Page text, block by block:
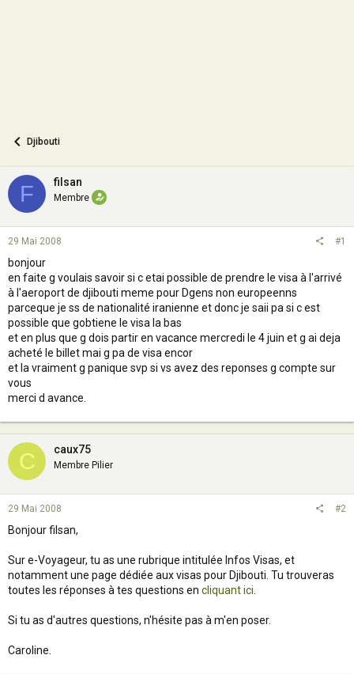
Djibouti
F filsan
Membre
29 Mai 2008 #1
bonjour
en faite g voulais savoir si c etai possible de prendre le visa à l'arrivé
à l'aeroport de djibouti meme pour Dgens non europeenns
parceque je ss de nationalité iranienne et donc je saii pa si c est
possible que gobtiene le visa la bas
et en plus que g dois partir en vacance mercredi le 4 juin et g ai deja
acheté le billet mai g pa de visa encor
et la vraiment g panique svp si vs avez des reponses g compte sur
vous
merci d avance.
C caux75
Membre Pilier
29 Mai 2008 #2
Bonjour filsan,
Sur e-Voyageur, tu as une rubrique intitulée Infos Visas, et
notamment une page dédiée aux visas pour Djibouti. Tu trouveras
toutes les réponses à tes questions en cliquant ici
Si tu as d'autres questions, n'hésite pas à m'en poser.
Caroline.